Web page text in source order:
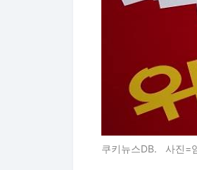
쿠키뉴스DB. 사진=